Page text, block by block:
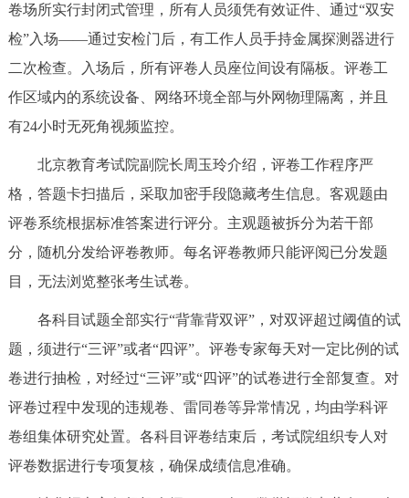
ITALIANO
卷场所实行封闭式管理，所有人员须凭有效证件、通过“双安
检”入场——通过安检门后，有工作人员手持金属探测器进行
二次检查。入场后，所有评卷人员座位间设有隔板。评卷工
作区域内的系统设备、网络环境全部与外网物理隔离，并且
有24小时无死角视频监控。
北京教育考试院副院长周玉玲介绍，评卷工作程序严
格，答题卡扫描后，采取加密手段隐藏考生信息。客观题由
评卷系统根据标准答案进行评分。主观题被拆分为若干部
分，随机分发给评卷教师。每名评卷教师只能评阅已分发题
目，无法浏览整张考生试卷。
各科目试题全部实行“背靠背双评”，对双评超过阈值的试
题，须进行“三评”或者“四评”。评卷专家每天对一定比例的试
卷进行抽检，对经过“三评”或“四评”的试卷进行全部复查。对
评卷过程中发现的违规卷、雷同卷等异常情况，均由学科评
卷组集体研究处置。各科目评卷结束后，考试院组织专人对
评卷数据进行专项复核，确保成绩信息准确。